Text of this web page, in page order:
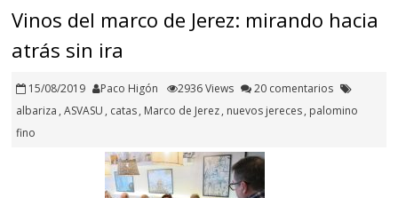
Vinos del marco de Jerez: mirando hacia
atrás sin ira
15/08/2019 Paco Higón 2936 Views
20 comentarios
albariza ,ASVASU , catas, Marco de Jerez, nuevos jereces, palomino
fino